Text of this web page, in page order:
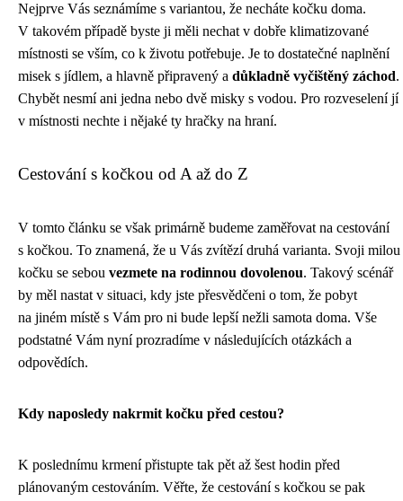
Nejprve Vás seznámíme s variantou, že necháte kočku doma.
V takovém případě byste ji měli nechat v dobře klimatizované
místnosti se vším, co k životu potřebuje. Je to dostatečné naplnění
misek s jídlem, a hlavně připravený a důkladně vyčištěný záchod.
Chybět nesmí ani jedna nebo dvě misky s vodou. Pro rozveselení jí
v místnosti nechte i nějaké ty hračky na hraní.
Cestování s kočkou od A až do Z
V tomto článku se však primárně budeme zaměřovat na cestování
s kočkou. To znamená, že u Vás zvítězí druhá varianta. Svoji milou
kočku se sebou vezmete na rodinnou dovolenou. Takový scénář
by měl nastat v situaci, kdy jste přesvědčeni o tom, že pobyt
na jiném místě s Vám pro ni bude lepší nežli samota doma. Vše
podstatné Vám nyní prozradíme v následujících otázkách a
odpovědích.
Kdy naposledy nakrmit kočku před cestou?
K poslednímu krmení přistupte tak pět až šest hodin před
plánovaným cestováním. Věřte, že cestování s kočkou se pak